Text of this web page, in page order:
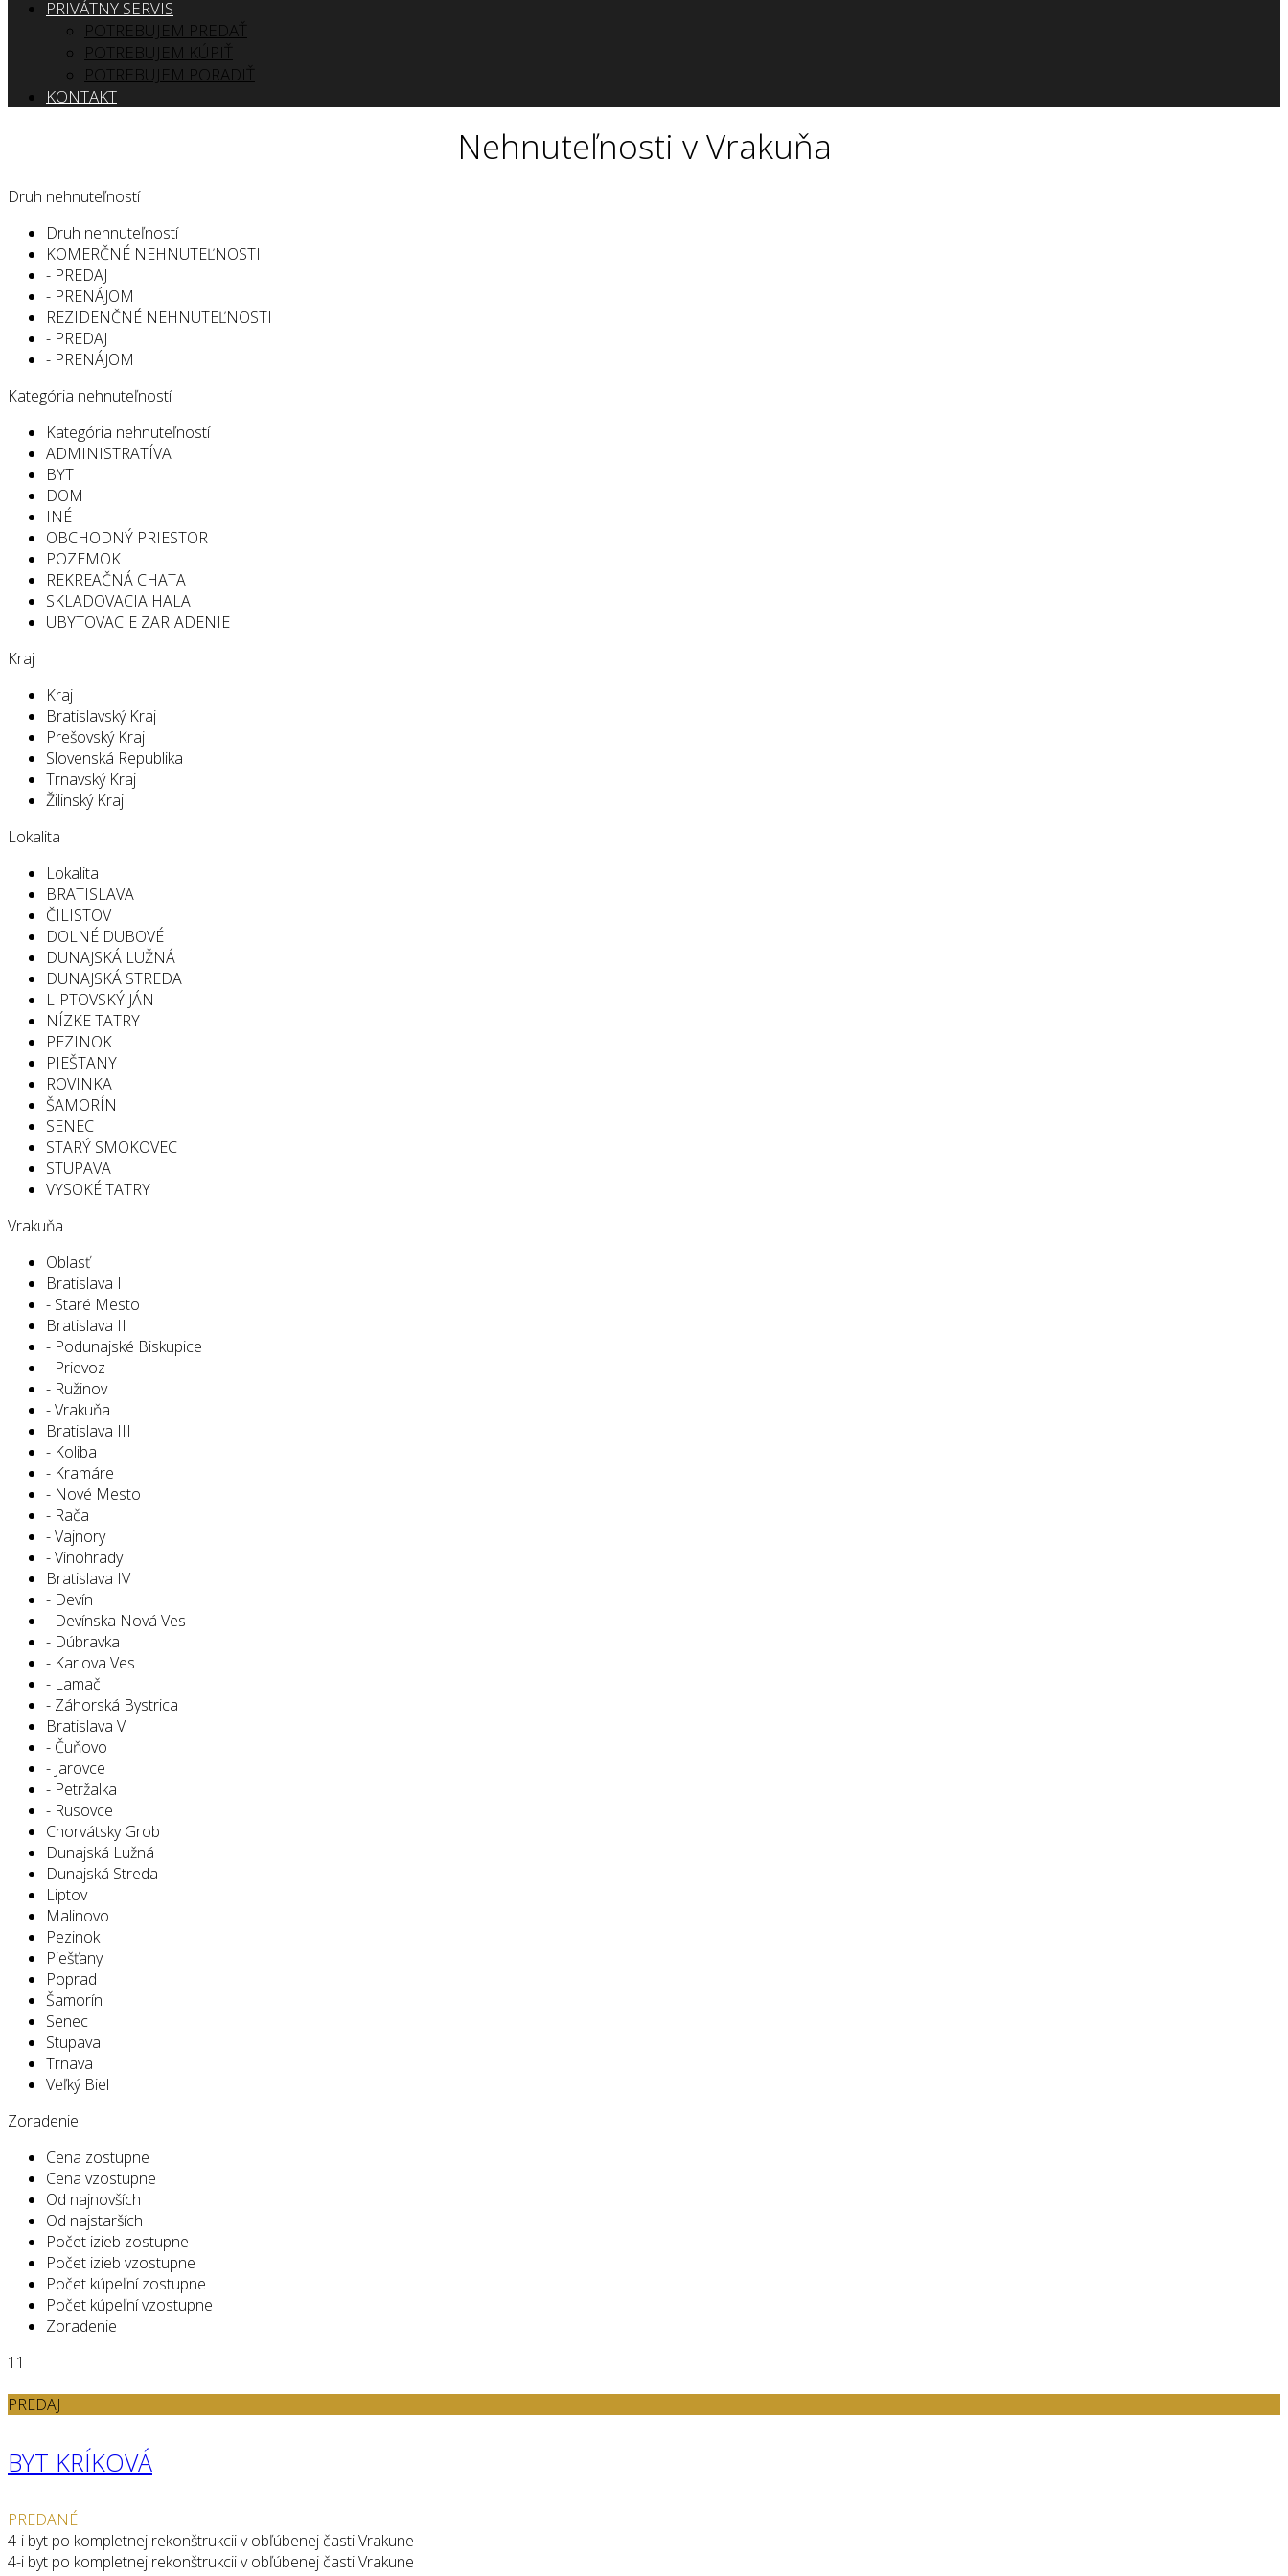
PRIVÁTNY SERVIS
POTREBUJEM PREDAŤ
POTREBUJEM KÚPIŤ
POTREBUJEM PORADIŤ
KONTAKT
Nehnuteľnosti v Vrakuňa
Druh nehnuteľností
Druh nehnuteľností
KOMERČNÉ NEHNUTEĽNOSTI
- PREDAJ
- PRENÁJOM
REZIDENČNÉ NEHNUTEĽNOSTI
- PREDAJ
- PRENÁJOM
Kategória nehnuteľností
Kategória nehnuteľností
ADMINISTRATÍVA
BYT
DOM
INÉ
OBCHODNÝ PRIESTOR
POZEMOK
REKREAČNÁ CHATA
SKLADOVACIA HALA
UBYTOVACIE ZARIADENIE
Kraj
Kraj
Bratislavský Kraj
Prešovský Kraj
Slovenská Republika
Trnavský Kraj
Žilinský Kraj
Lokalita
Lokalita
BRATISLAVA
ČILISTOV
DOLNÉ DUBOVÉ
DUNAJSKÁ LUŽNÁ
DUNAJSKÁ STREDA
LIPTOVSKÝ JÁN
NÍZKE TATRY
PEZINOK
PIEŠTANY
ROVINKA
ŠAMORÍN
SENEC
STARÝ SMOKOVEC
STUPAVA
VYSOKÉ TATRY
Vrakuňa
Oblasť
Bratislava I
- Staré Mesto
Bratislava II
- Podunajské Biskupice
- Prievoz
- Ružinov
- Vrakuňa
Bratislava III
- Koliba
- Kramáre
- Nové Mesto
- Rača
- Vajnory
- Vinohrady
Bratislava IV
- Devín
- Devínska Nová Ves
- Dúbravka
- Karlova Ves
- Lamač
- Záhorská Bystrica
Bratislava V
- Čuňovo
- Jarovce
- Petržalka
- Rusovce
Chorvátsky Grob
Dunajská Lužná
Dunajská Streda
Liptov
Malinovo
Pezinok
Piešťany
Poprad
Šamorín
Senec
Stupava
Trnava
Veľký Biel
Zoradenie
Cena zostupne
Cena vzostupne
Od najnovších
Od najstarších
Počet izieb zostupne
Počet izieb vzostupne
Počet kúpeľní zostupne
Počet kúpeľní vzostupne
Zoradenie
11
PREDAJ
BYT KRÍKOVÁ
PREDANÉ
4-i byt po kompletnej rekonštrukcii v obľúbenej časti Vrakune
4-i byt po kompletnej rekonštrukcii v obľúbenej časti Vrakune